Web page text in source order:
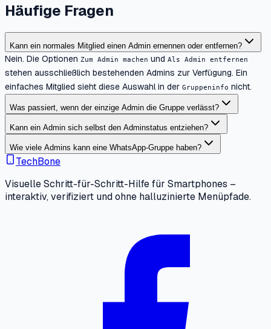
Häufige Fragen
Kann ein normales Mitglied einen Admin ernennen oder entfernen?
Nein. Die Optionen Zum Admin machen und Als Admin entfernen
stehen ausschließlich bestehenden Admins zur Verfügung. Ein
einfaches Mitglied sieht diese Auswahl in der Gruppeninfo nicht.
Was passiert, wenn der einzige Admin die Gruppe verlässt?
Kann ein Admin sich selbst den Adminstatus entziehen?
Wie viele Admins kann eine WhatsApp-Gruppe haben?
TechBone
Visuelle Schritt-für-Schritt-Hilfe für Smartphones –
interaktiv, verifiziert und ohne halluzinierte Menüpfade.